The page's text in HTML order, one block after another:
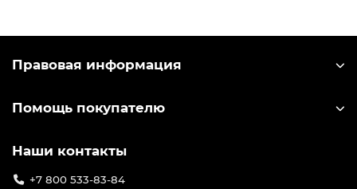
Правовая информация
Помощь покупателю
Наши контакты
+7 800 533-83-84